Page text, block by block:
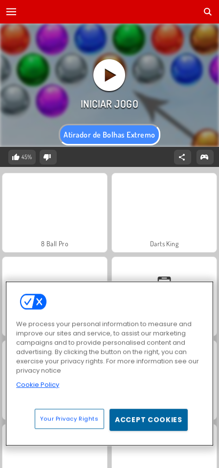
Atirador de Bolhas Extremo
45%
8 Ball Pro Darts King
Master Gun Solitaire Social
Juice Merge Jewel Garden Story
We process your personal information to measure and
improve our sites and service, to assist our marketing
campaigns and to provide personalised content and
advertising. By clicking the button on the right, you can
exercise your privacy rights. For more information see our
privacy notice
Cookie Policy
Your Privacy Rights ACCEPT COOKIES